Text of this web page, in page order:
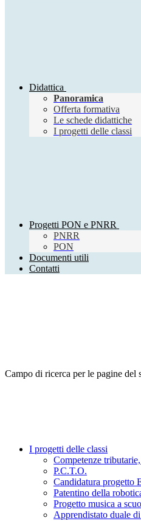
Didattica
Panoramica
Offerta formativa
Le schede didattiche
I progetti delle classi
Progetti PON e PNRR
PNRR
PON
Documenti utili
Contatti
Campo di ricerca per le pagine del
I progetti delle classi
Competenze
P.C.T.O.
Candidatura progetto
Patentino della
Progetto musica a
Apprendistato duale